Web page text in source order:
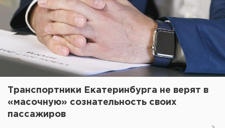
Транспортники Екатеринбурга не верят в
«масочную» сознательность своих
пассажиров